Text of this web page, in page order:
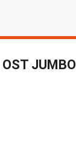
OST JUMBO